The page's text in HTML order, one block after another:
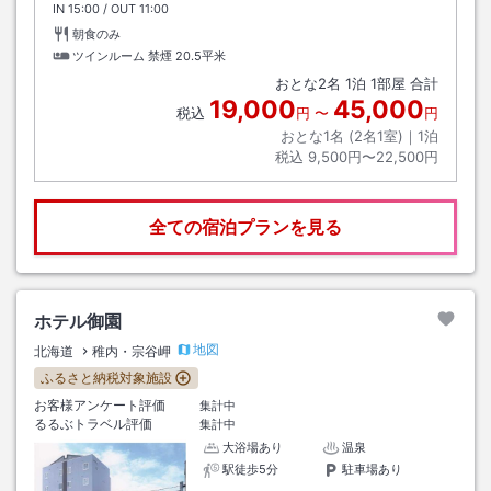
IN チェックイン
15:00 / OUT チェックアウト
11:00
朝食のみ
ツインルーム 禁煙 20.5平米
おとな2名 1泊 1部屋 合計
税込 19,000円 〜 45,000円
おとな1名 (2名1室)｜ 1泊
税込 9,500円〜22,500円
全ての宿泊プランを見る
ホテル御園
北海道 稚内・宗谷岬
地図
ふるさと納税対象施設
お客様アンケート評価
集計中
るるぶトラベル評価
集計中
大浴場あり
温泉
駅徒歩5分
駐車場あり